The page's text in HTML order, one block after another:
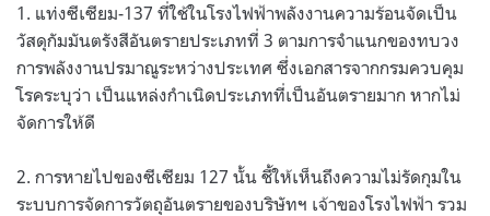
1. แท่งซีเซียม-137 ที่ใช้ในโรงไฟฟ้าพลังงานความร้อนจัดเป็น
วัสดุกัมมันตรังสีอันตรายประเภทที่ 3 ตามการจำแนกของทบวง
การพลังงานปรมาณูระหว่างประเทศ ซึ่งเอกสารจากกรมควบคุม
โรคระบุว่า เป็นแหล่งกำเนิดประเภทที่เป็นอันตรายมาก หากไม่
จัดการให้ดี
2. การหายไปของซีเซียม 127 นั้น ชี้ให้เห็นถึงความไม่รัดกุมใน
ระบบการจัดการวัตถุอันตรายของบริษัทฯ เจ้าของโรงไฟฟ้า รวม